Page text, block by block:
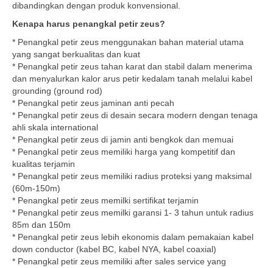
dibandingkan dengan produk konvensional.
Kenapa harus penangkal petir zeus?
* Penangkal petir zeus menggunakan bahan material utama
yang sangat berkualitas dan kuat
* Penangkal petir zeus tahan karat dan stabil dalam menerima
dan menyalurkan kalor arus petir kedalam tanah melalui kabel
grounding (ground rod)
* Penangkal petir zeus jaminan anti pecah
* Penangkal petir zeus di desain secara modern dengan tenaga
ahli skala international
* Penangkal petir zeus di jamin anti bengkok dan memuai
* Penangkal petir zeus memiliki harga yang kompetitif dan
kualitas terjamin
* Penangkal petir zeus memiliki radius proteksi yang maksimal
(60m-150m)
* Penangkal petir zeus memilki sertifikat terjamin
* Penangkal petir zeus memilki garansi 1- 3 tahun untuk radius
85m dan 150m
* Penangkal petir zeus lebih ekonomis dalam pemakaian kabel
down conductor (kabel BC, kabel NYA, kabel coaxial)
* Penangkal petir zeus memiliki after sales service yang